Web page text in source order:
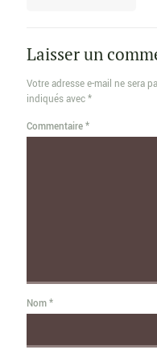
Laisser un
Votre adresse e-mail ne sera
indiqués avec*
Commentaire*
Nom*